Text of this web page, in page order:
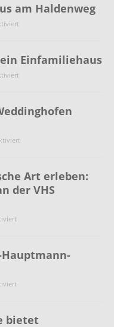
am Haldenweg
Einfamiliehaus
Art erleben:
der VHS
bietet